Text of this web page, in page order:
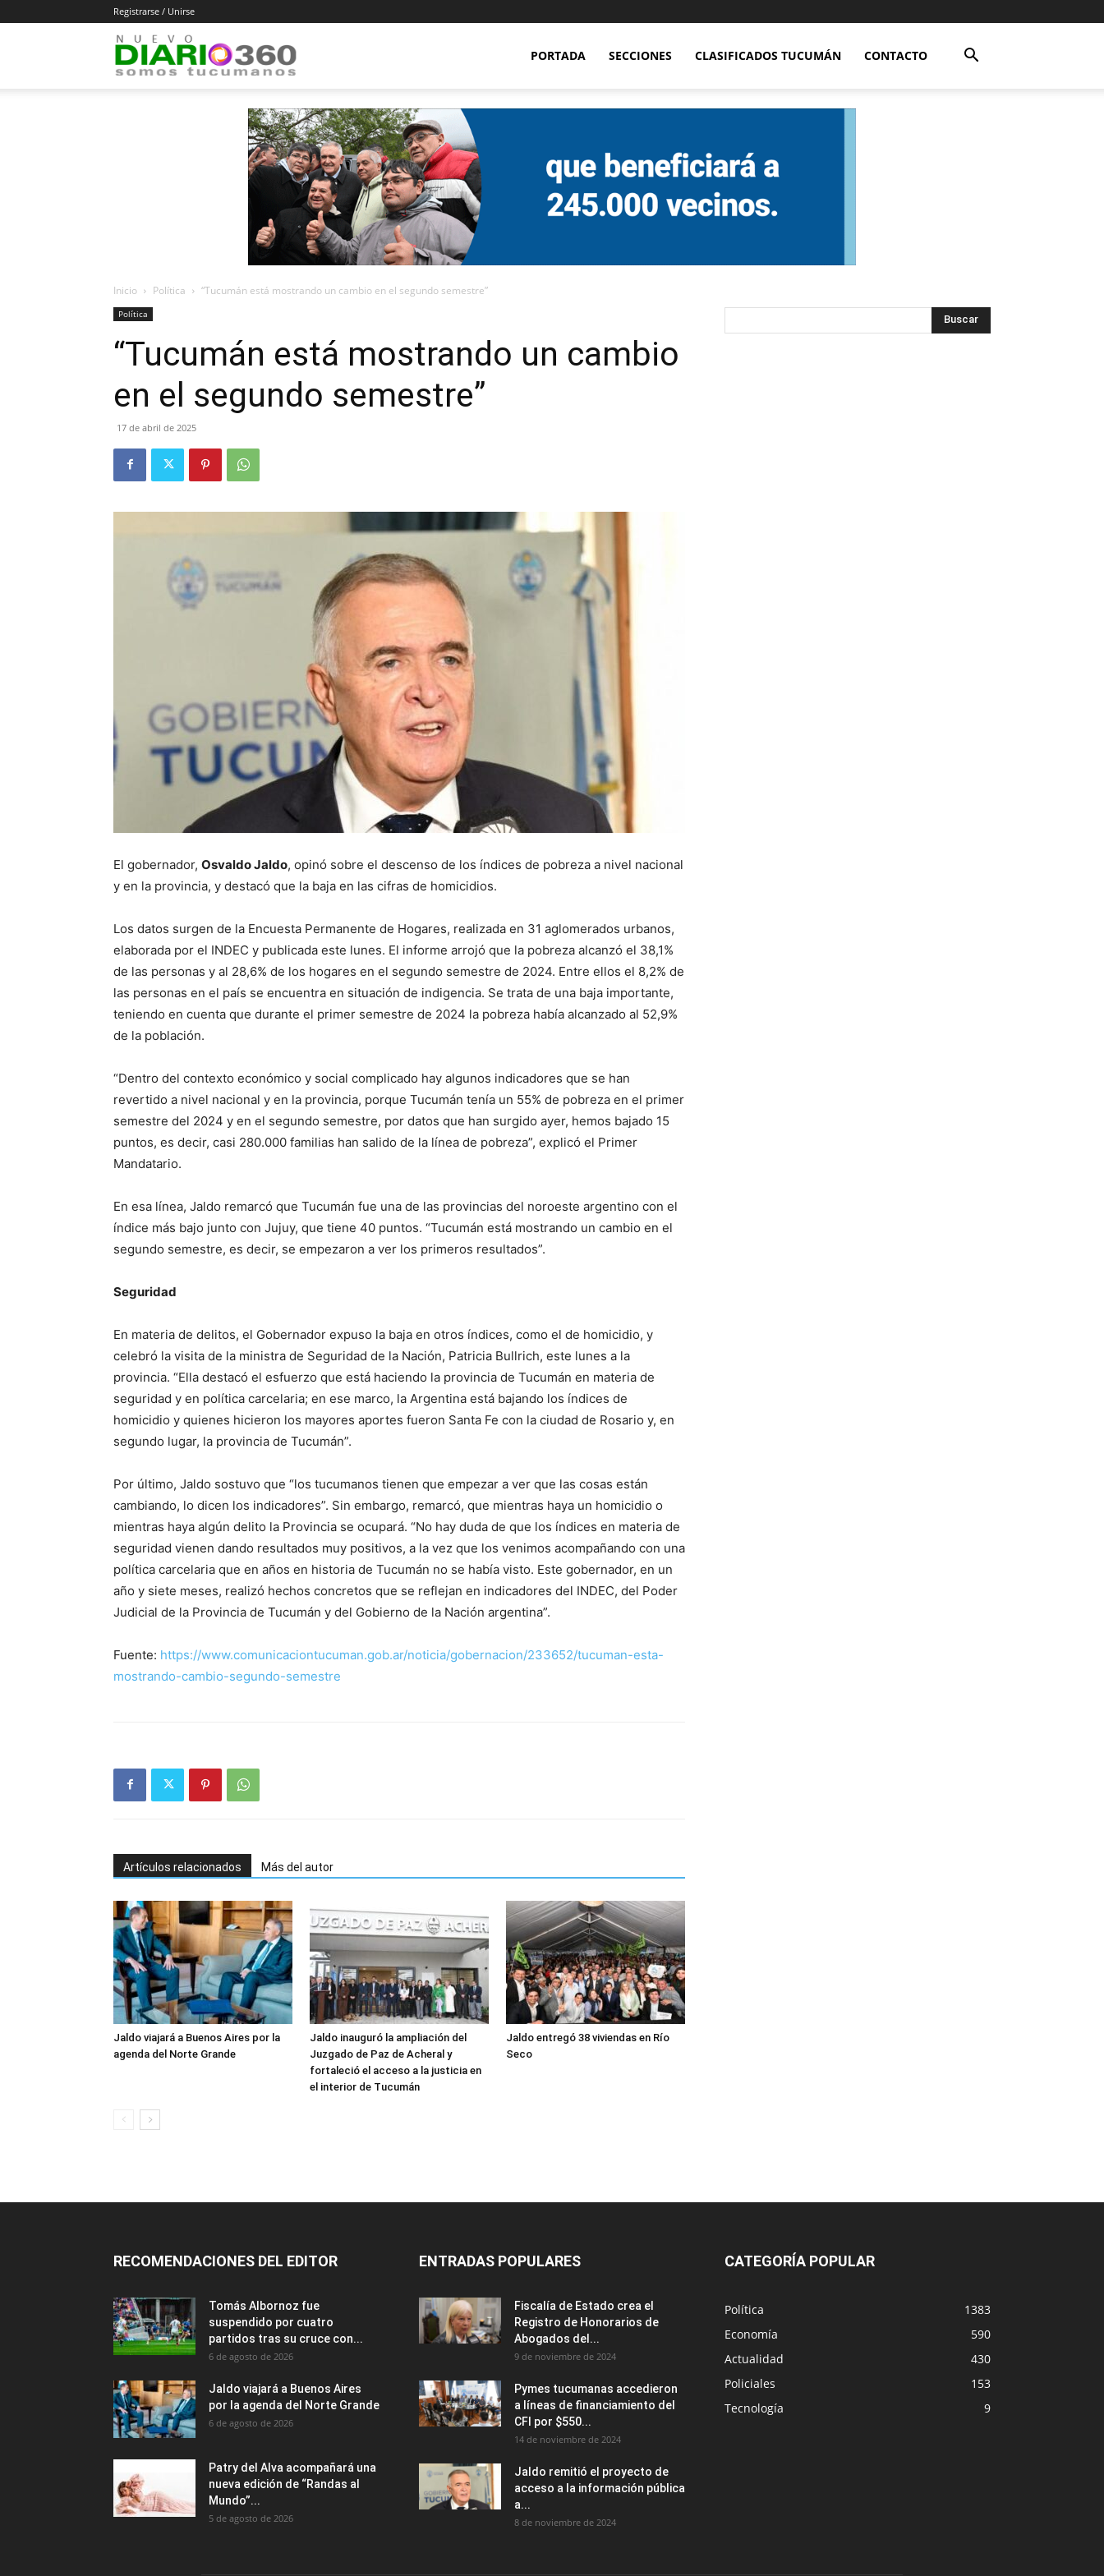
Registrarse / Unirse
Diario
360
PORTADA SECCIONES CLASIFICADOS TUCUMÁN CONTACTO
Inicio Política “Tucumán está mostrando un cambio en el segundo semestre”
Política
“Tucumán está mostrando un cambio
en el segundo semestre”
17 de abril de 2025
El gobernador, Osvaldo Jaldo, opinó sobre el descenso de los índices de pobreza a nivel nacional
y en la provincia, y destacó que la baja en las cifras de homicidios.
Los datos surgen de la Encuesta Permanente de Hogares, realizada en 31 aglomerados urbanos,
elaborada por el INDEC y publicada este lunes. El informe arrojó que la pobreza alcanzó el 38,1%
de las personas y al 28,6% de los hogares en el segundo semestre de 2024. Entre ellos el 8,2% de
las personas en el país se encuentra en situación de indigencia. Se trata de una baja importante,
teniendo en cuenta que durante el primer semestre de 2024 la pobreza había alcanzado al 52,9%
de la población.
“Dentro del contexto económico y social complicado hay algunos indicadores que se han
revertido a nivel nacional y en la provincia, porque Tucumán tenía un 55% de pobreza en el primer
semestre del 2024 y en el segundo semestre, por datos que han surgido ayer, hemos bajado 15
puntos, es decir, casi 280.000 familias han salido de la línea de pobreza”, explicó el Primer
Mandatario.
En esa línea, Jaldo remarcó que Tucumán fue una de las provincias del noroeste argentino con el
índice más bajo junto con Jujuy, que tiene 40 puntos. “Tucumán está mostrando un cambio en el
segundo semestre, es decir, se empezaron a ver los primeros resultados”.
Seguridad
En materia de delitos, el Gobernador expuso la baja en otros índices, como el de homicidio, y
celebró la visita de la ministra de Seguridad de la Nación, Patricia Bullrich, este lunes a la
provincia. “Ella destacó el esfuerzo que está haciendo la provincia de Tucumán en materia de
seguridad y en política carcelaria; en ese marco, la Argentina está bajando los índices de
homicidio y quienes hicieron los mayores aportes fueron Santa Fe con la ciudad de Rosario y, en
segundo lugar, la provincia de Tucumán”.
Por último, Jaldo sostuvo que “los tucumanos tienen que empezar a ver que las cosas están
cambiando, lo dicen los indicadores”. Sin embargo, remarcó, que mientras haya un homicidio o
mientras haya algún delito la Provincia se ocupará. “No hay duda de que los índices en materia de
seguridad vienen dando resultados muy positivos, a la vez que los venimos acompañando con una
política carcelaria que en años en historia de Tucumán no se había visto. Este gobernador, en un
año y siete meses, realizó hechos concretos que se reflejan en indicadores del INDEC, del Poder
Judicial de la Provincia de Tucumán y del Gobierno de la Nación argentina”.
Fuente: https://www.comunicaciontucuman.gob.ar/noticia/gobernacion/233652/tucuman-esta-
mostrando-cambio-segundo-semestre
Artículos relacionados Más del autor
Jaldo viajará a Buenos Aires por la
agenda del Norte Grande
Jaldo inauguró la ampliación del
Juzgado de Paz de Acheral y
fortaleció el acceso a la justicia en
el interior de Tucumán
Jaldo entregó 38 viviendas en Río
Seco
RECOMENDACIONES DEL EDITOR
Tomás Albornoz fue
suspendido por cuatro
partidos tras su cruce con...
6 de agosto de 2026
Jaldo viajará a Buenos Aires
por la agenda del Norte Grande
6 de agosto de 2026
Patry del Alva acompañará una
nueva edición de “Randas al
Mundo”...
5 de agosto de 2026
ENTRADAS POPULARES
Fiscalía de Estado crea el
Registro de Honorarios de
Abogados del...
9 de noviembre de 2024
Pymes tucumanas accedieron
a líneas de financiamiento del
CFI por $550...
14 de noviembre de 2024
Jaldo remitió el proyecto de
acceso a la información pública
a...
8 de noviembre de 2024
CATEGORÍA POPULAR
Política
1383
Economía
590
Actualidad
430
Policiales
153
Tecnología
9